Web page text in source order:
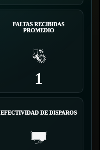
FALTAS RECIBIDAS
PROMEDIO
1
EFECTIVIDAD DE DISPAROS